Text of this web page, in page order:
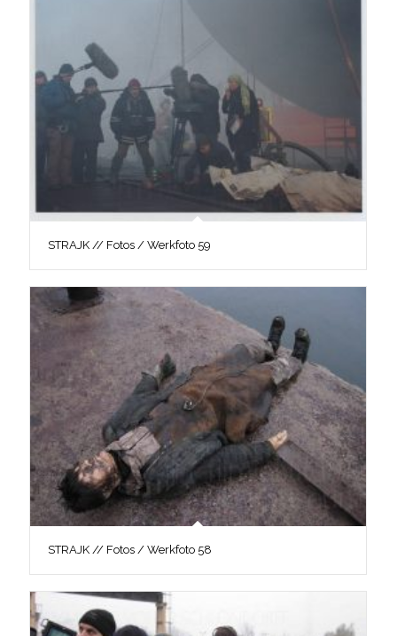
STRAJK // Fotos / Werkfoto 59
STRAJK // Fotos / Werkfoto 58